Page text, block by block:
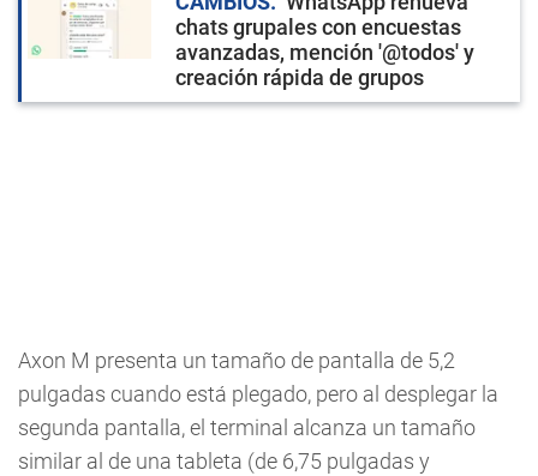
chats grupales con encuestas
avanzadas, mención '@todos' y
creación rápida de grupos
Axon M presenta un tamaño de pantalla de 5,2
pulgadas cuando está plegado, pero al desplegar la
segunda pantalla, el terminal alcanza un tamaño
similar al de una tableta (de 6,75 pulgadas y